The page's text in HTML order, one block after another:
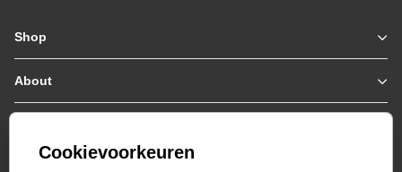
Shop
Zomerjassen
Jassen / Coats
Colberts
Hoodies
About
Who we are
Genti X PSV
Bestellen & Betalen
Cookievoorkeuren